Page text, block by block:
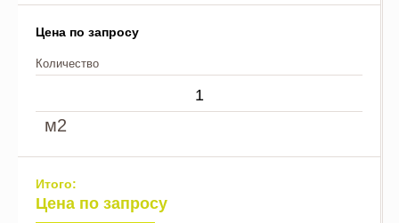
Цена по запросу
Количество
м2
Итого:
Цена по запросу